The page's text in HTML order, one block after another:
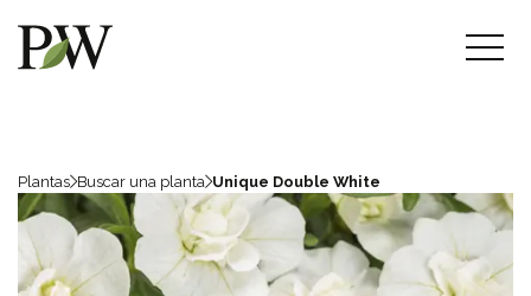
Plantas Buscar una planta Unique Double White